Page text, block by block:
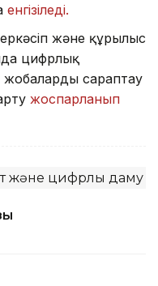
енгізіледі.
және құрылыс
цифрлық
жобаларды сараптау
жоспарланып
цифрлық даму